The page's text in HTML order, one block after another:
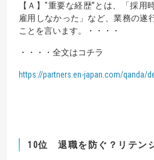
【Ａ】"重要な経歴”とは、「採用
雇用しなかった」など、業務の遂
ことを言います。・・・・
・・・・全文はコチラ
https://partners.en-japan.com/qanda/
10位 退職を防ぐ？リテン